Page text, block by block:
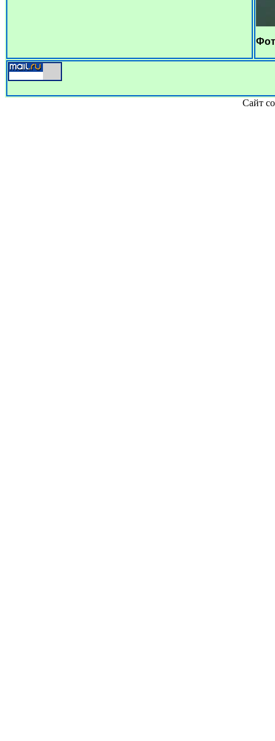
Сайт